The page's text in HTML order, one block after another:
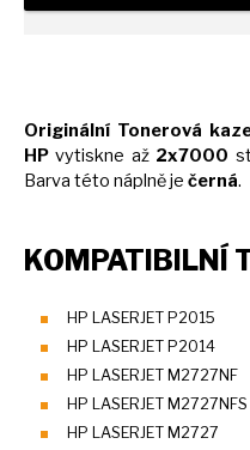
Originální Tonerová
HP vytiskne až 2x7000
Barva této náplněje černá.
KOMPATIBILNÍ
HP LASERJET P2015
HP LASERJET P2014
HP LASERJET M2727NF
HP LASERJET M2727NFS
HP LASERJET M2727